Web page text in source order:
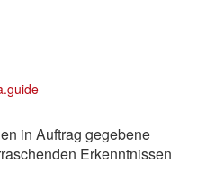
in Auftrag gegebene
Erkenntnissen